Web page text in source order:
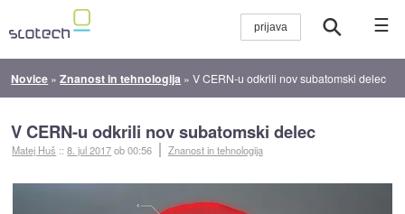
☰
Novice »Znanost in tehnologija »V CERN-u odkrili nov subatomski delec
V CERN-u odkrili nov subatomski delec
Matej Huš ::8. jul 2017ob 00:56 Znanost in tehnologija